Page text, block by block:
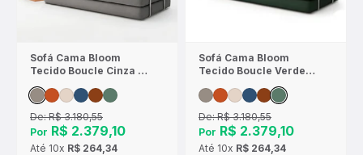
Sofá Cama Bloom
Tecido Boucle Cinza -
Sofá na Caixa
De:R$ 3.180,55
Por R$ 2.379,10
Até 10x R$ 264,34
Sofá Cama Bloom
Tecido Boucle Verde
Musgo - Sofá na Caixa
De:R$ 3.180,55
Por R$ 2.379,10
Até 10x R$ 264,34